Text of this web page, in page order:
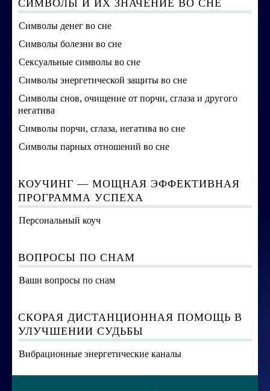
СИМВОЛЫ И ИХ ЗНАЧЕНИЕ ВО СНЕ
Символы денег во сне
Символы болезни во сне
Сексуальные символы во сне
Символы энергетической защиты во сне
Символы снов, очищение от порчи, сглаза и другого
негатива
Символы порчи, сглаза, негатива во сне
Символы парных отношений во сне
КОУЧИНГ — МОЩНАЯ ЭФФЕКТИВНАЯ
ПРОГРАММА УСПЕХА
Персональный коуч
ВОПРОСЫ ПО СНАМ
Ваши вопросы по снам
СКОРАЯ ДИСТАНЦИОННАЯ ПОМОЩЬ В
УЛУЧШЕНИИ СУДЬБЫ
Вибрационные энергетические каналы